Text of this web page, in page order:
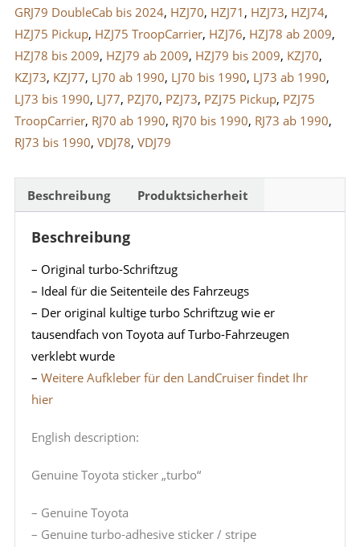
GRJ79 DoubleCab bis 2024, HZJ70, HZJ71 , HZJ73, HZJ74,
HZJ75 Pickup, HZJ75 TroopCarrier, HZJ76, HZJ78 ab 2009,
HZJ78 bis 2009, HZJ79 ab 2009, HZJ79 bis 2009, KZJ70,
KZJ73, KZJ77, LJ70 ab 1990, LJ70 bis 1990, LJ73 ab 1990,
LJ73 bis 1990, LJ77, PZJ70, PZJ73, PZJ75 Pickup, PZJ75
TroopCarrier, RJ70 ab 1990, RJ70 bis 1990, RJ73 ab 1990,
RJ73 bis 1990, VDJ78, VDJ79
Beschreibung Produktsicherheit
Beschreibung
– Original turbo-Schriftzug
– Ideal für die Seitenteile des Fahrzeugs
– Der original kultige turbo Schriftzug wie er
tausendfach von Toyota auf Turbo-Fahrzeugen
verklebt wurde
– Weitere Aufkleber für den LandCruiser findet Ihr
hier
English description:
Genuine Toyota sticker „turbo“
– Genuine Toyota
– Genuine turbo-adhesive sticker / stripe